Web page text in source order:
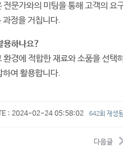
문가와의 미팅을 통해 고객의 요
과정을 거칩니다.
용하나요?
경에 적합한 재료와 소품을 선택
하여 활용합니다.
642회 재생
: 2024-02-24 05:58:02
다음글